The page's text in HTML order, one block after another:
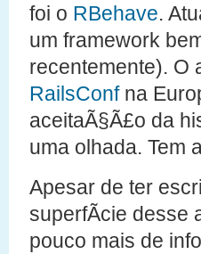
foi o RBehave.
um framework
recentemente).
RailsConfna
aceitaÃ§Ã£o da
uma olhada. Tem
Apesar de ter
superfÃ­cie desse
pouco mais de